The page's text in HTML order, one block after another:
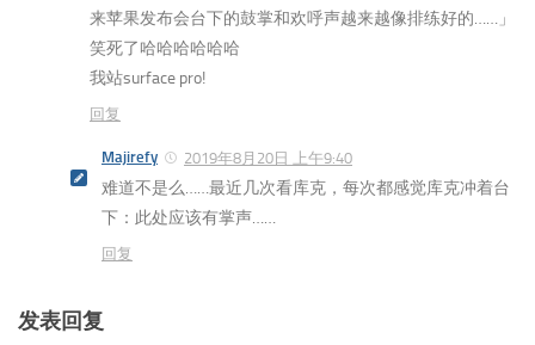
来苹果发布会台下的鼓掌和欢呼声越来越像排练好的……」
笑死了哈哈哈哈哈哈
我站surface pro!
回复
Majirefy 2019年8月20日 上午9:40
难道不是么……最近几次看库克，每次都感觉库克冲着台
下：此处应该有掌声……
回复
发表回复